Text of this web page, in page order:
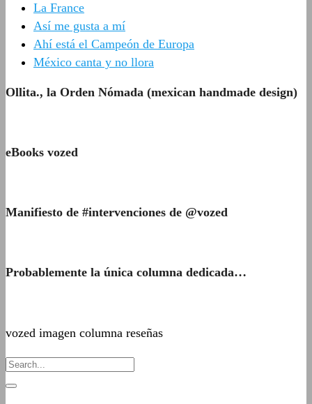
La France
Así me gusta a mí
Ahí está el Campeón de Europa
México canta y no llora
Ollita., la Orden Nómada (mexican handmade design)
eBooks vozed
Manifiesto de #intervenciones de @vozed
Probablemente la única columna dedicada…
vozed imagen columna reseñas